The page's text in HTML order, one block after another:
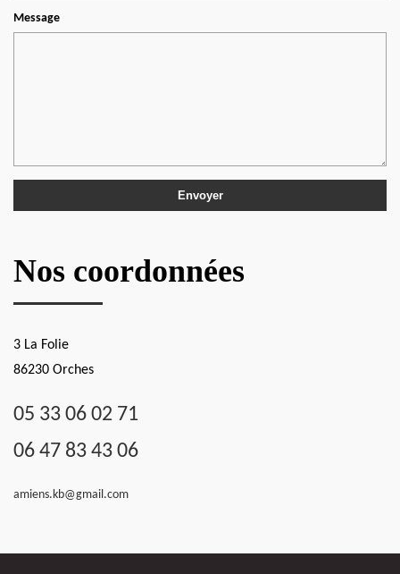
Message
Nos coordonnées
3 La Folie
86230 Orches
05 33 06 02 71
06 47 83 43 06
amiens.kb@gmail.com